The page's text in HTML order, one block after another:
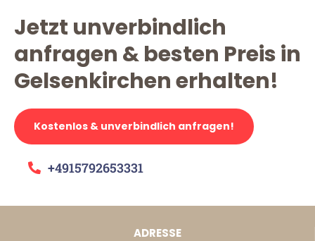
Jetzt unverbindlich
anfragen & besten Preis in
Gelsenkirchen erhalten!
Kostenlos & unverbindlich anfragen!
+4915792653331
ADRESSE